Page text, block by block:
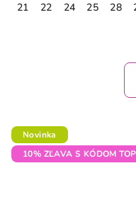
21 22 24 25 28
Novinka
10% ZĽAVA S KÓDOM